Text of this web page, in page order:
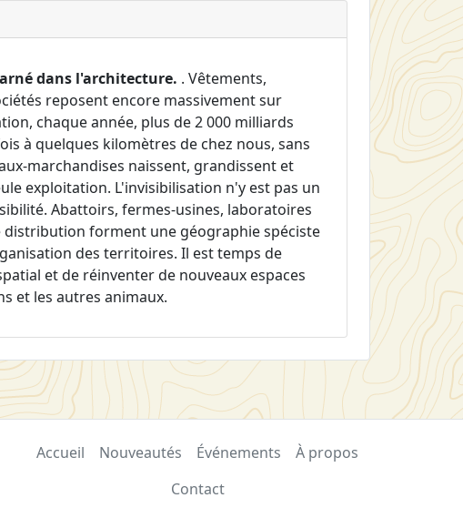
dans l'architecture. . Vêtements,
reposent encore massivement sur
chaque année, plus de 2 000 milliards
à quelques kilomètres de chez nous, sans
marchandises naissent, grandissent et
exploitation. L'invisibilisation n'y est pas un
Abattoirs, fermes-usines, laboratoires
forment une géographie spéciste
des territoires. Il est temps de
et de réinventer de nouveaux espaces
et les autres animaux.
Accueil Nouveautés Événements
À propos
Contact